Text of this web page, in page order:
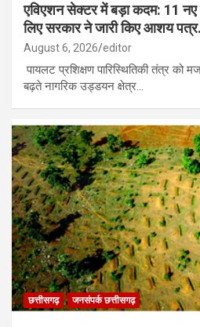
एविएशन सेक्टर में बड़ा कदम: 11 नए
लिए सरकार ने जारी किए आशय
August 6, 2026 editor
पायलट प्रशिक्षण पारिस्थितिकी तंत्र
बढ़ते नागरिक उड्डयन क्षेत्र…
छत्तीसगढ़ जनसंपर्क छत्तीसगढ़